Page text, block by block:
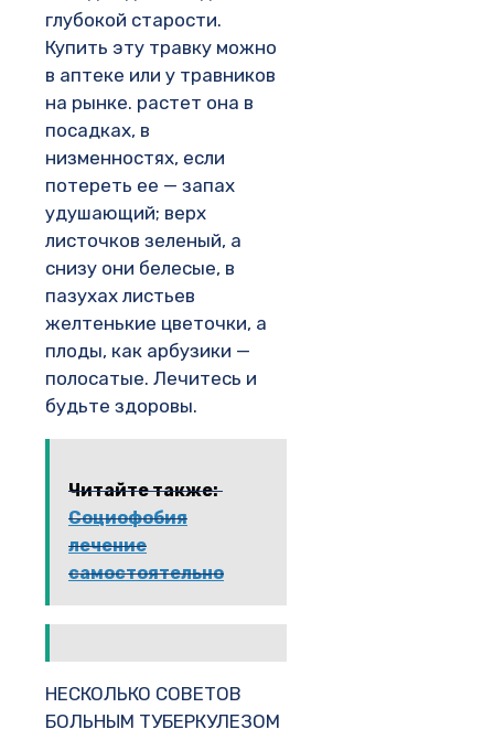
глубокой старости.
Купить эту травку можно
в аптеке или у травников
на рынке. растет она в
посадках, в
низменностях, если
потереть ее — запах
удушающий; верх
листочков зеленый, а
снизу они белесые, в
пазухах листьев
желтенькие цветочки, а
плоды, как арбузики —
полосатые. Лечитесь и
будьте здоровы.
Читайте также:
Социофобия
лечение
самостоятельно
НЕСКОЛЬКО СОВЕТОВ
БОЛЬНЫМ ТУБЕРКУЛЕЗОМ